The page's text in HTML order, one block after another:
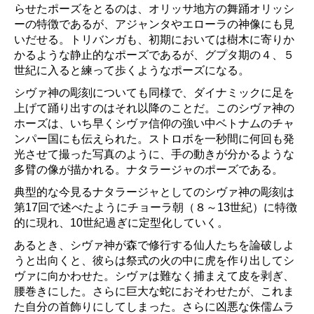
らせたポーズをとるのは、オリッサ地方の舞踊オリッシ
ーの特徴であるが、アジャンタやエローラの神像にも見
いだせる。トリバンガも、初期においては樹木に寄りか
かるような静止的なポーズであるが、グプタ期の４、５
世紀に入ると練って歩くようなポーズになる。
シヴァ神の彫刻についても同様で、ダイナミックに足を
上げて踊り出すのはそれ以降のことだ。このシヴァ神の
ホーズは、いち早くシヴァ信仰の強い中ベトナムのチャ
ンパー国にも伝えられた。ストロボを一秒間に何回も発
光させて撮った写真のように、手の動きが分かるような
多臂の像が描かれる。ナタラージャのポーズである。
典型的な今見るナタラージャとしてのシヴァ神の彫刻は
第17回で述べたようにチョーラ朝（８～13世紀）に特徴
的に現れ、10世紀過ぎに定型化していく。
あるとき、シヴァ神が森で修行する仙人たちを論破しよ
うと出向くと、彼らは祭式の火の中に虎を作り出してシ
ヴァに向かわせた。シヴァは難なく捕まえて皮を剥ぎ、
腰巻きにした。さらに巨大な蛇におそわせたが、これま
た自分の首飾りにしてしまった。さらに凶悪な侏儒ムラ